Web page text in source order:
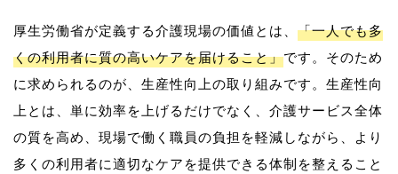
厚生労働省が定義する介護現場の価値とは、 「一人でも多
くの利用者に質の高いケアを届けること」です。そのため
に求められるのが、生産性向上の取り組みです。生産性向
上とは、単に効率を上げるだけでなく、介護サービス全体
の質を高め、現場で働く職員の負担を軽減しながら、より
多くの利用者に適切なケアを提供できる体制を整えること